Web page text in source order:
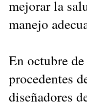
mejorar la
manejo
En octubre
procedentes
diseñadores